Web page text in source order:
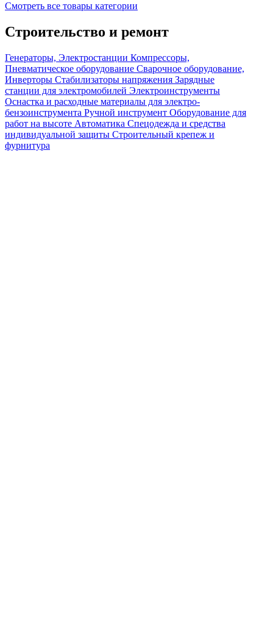
Смотреть все товары категории
Строительство и ремонт
Генераторы, Электростанции Компрессоры,
Пневматическое оборудование Сварочное оборудование,
Инверторы Стабилизаторы напряжения Зарядные
станции для электромобилей Электроинструменты
Оснастка и расходные материалы для электро-
бензоинструмента Ручной инструмент Оборудование для
работ на высоте Автоматика Спецодежда и средства
индивидуальной защиты Строительный крепеж и
фурнитура